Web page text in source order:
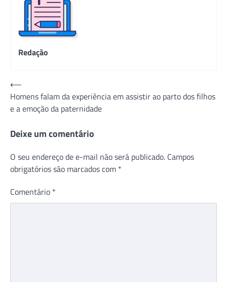
Redação
Navegação
de
Post
⟵
Homens falam da experiência em assistir ao parto dos filhos
e a emoção da paternidade
Deixe um comentário
O seu endereço de e-mail não será publicado. Campos
obrigatórios são marcados com *
Comentário *